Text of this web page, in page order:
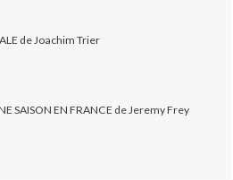
de Joachim Trier
SAISON EN FRANCE de Jeremy Frey